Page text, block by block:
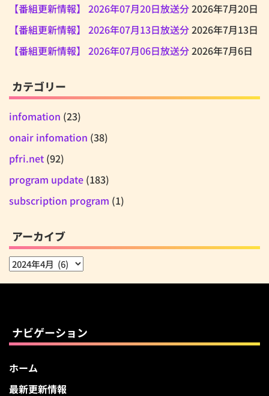
【番組更新情報】 2026年07月20日放送分2026年7月20日
【番組更新情報】 2026年07月13日放送分2026年7月13日
【番組更新情報】 2026年07月06日放送分2026年7月6日
カテゴリー
infomation (23)
onair infomation (38)
pfri.net (92)
program update (183)
subscription program (1)
アーカイブ
ア
ナビゲーション
ホーム
最新更新情報